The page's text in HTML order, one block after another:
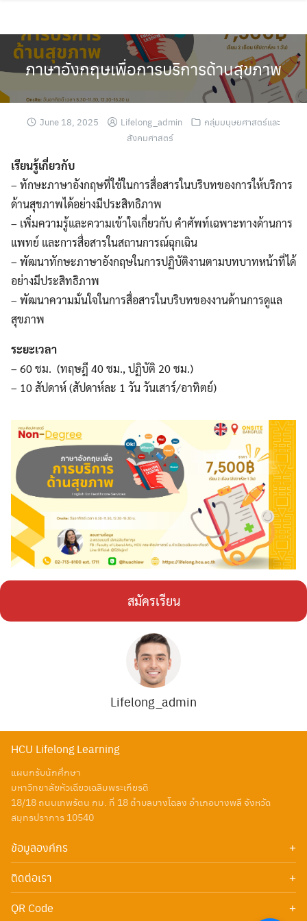
content
Search
ภาษาอังกฤษเพื่อการบริการด้านสุขภาพ
June 18, 2025 Lifelong_admin
กลุ่มมนุษยศาสตร์และ
สังคมศาสตร์
เรียนรู้เกี่ยวกับ
– ทักษะภาษาอังกฤษที่ใช้ในการสื่อสารในบริบทของการให้บริการ
ด้านสุขภาพได้อย่างมีประสิทธิภาพ
– เพิ่มความรู้และความเข้าใจเกี่ยวกับ คำศัพท์เฉพาะทางด้านการ
แพทย์ และการสื่อสารในสถานการณ์ฉุกเฉิน
– พัฒนาทักษะภาษาอังกฤษในการปฏิบัติงานตามบทบาทหน้าที่ได้
อย่างมีประสิทธิภาพ
– พัฒนาความมั่นใจในการสื่อสารในบริบทของงานด้านการดูแล
สุขภาพ
ระยะเวลา
– 60 ชม. (ทฤษฎี 40 ชม., ปฏิบัติ 20 ชม.)
– 10 สัปดาห์ (สัปดาห์ละ 1 วัน วันเสาร์/อาทิตย์)
สมัครเรียน
Lifelong_admin
HCU Lifelong Learning
แผนกรับนักศึกษา
มหาวิทยาลัยหัวเฉียวเฉลิมพระเกียรติ
18/18 ถนนเทพรัตน กม. ที่ 18 ตำบลบางโฉลง อำเภอบางพลี จังหวัด
สมุทรปราการ 10540
ข้อมูลองค์กร
เกี่ยวกับเรา
ติดต่อเรา
Add Line Id : @huachiew
โทรศัพท์: 02713-8100 ต่อ 1711-1718
QR Code